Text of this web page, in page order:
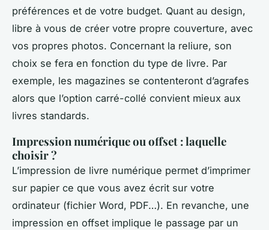
préférences et de votre budget. Quant au design,
libre à vous de créer votre propre couverture, avec
vos propres photos. Concernant la reliure, son
choix se fera en fonction du type de livre. Par
exemple, les magazines se contenteront d’agrafes
alors que l’option carré-collé convient mieux aux
livres standards.
Impression numérique ou offset : laquelle
choisir ?
L’impression de livre numérique permet d’imprimer
sur papier ce que vous avez écrit sur votre
ordinateur (fichier Word, PDF…). En revanche, une
impression en offset implique le passage par un